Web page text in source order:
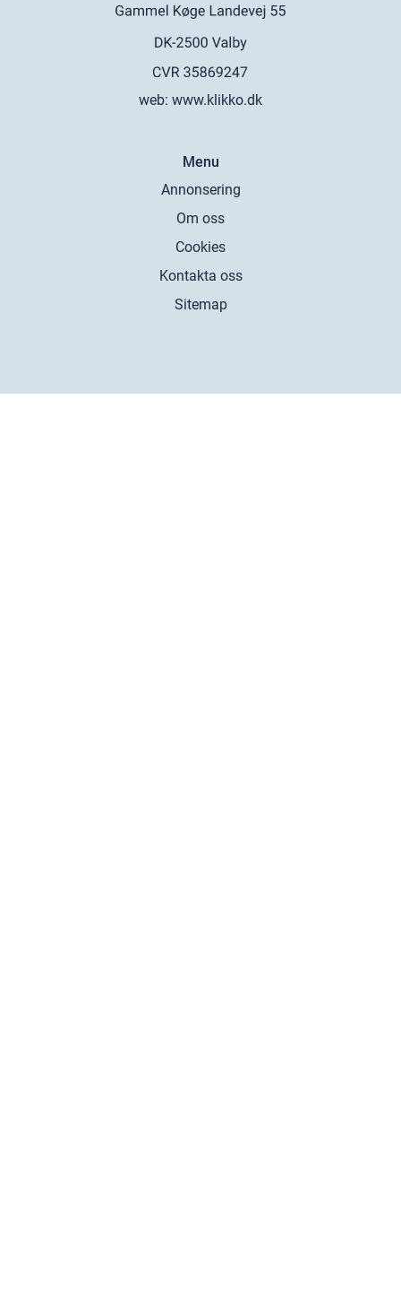
web: www.klikko.dk
Menu
Annonsering
Om oss
Cookies
Kontakta oss
Sitemap